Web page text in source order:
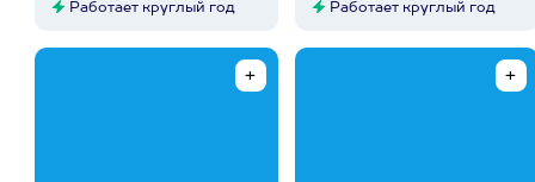
Работает круглый год Работает круглый год